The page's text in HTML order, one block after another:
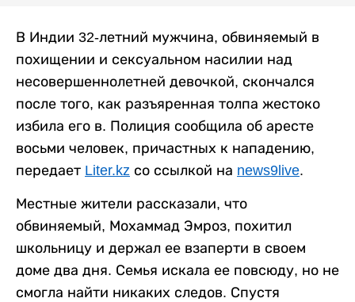
В Индии 32-летний мужчина, обвиняемый в
похищении и сексуальном насилии над
несовершеннолетней девочкой, скончался
после того, как разъяренная толпа жестоко
избила его в. Полиция сообщила об аресте
восьми человек, причастных к нападению,
передает Liter.kz со ссылкой на news9live.
Местные жители рассказали, что
обвиняемый, Мохаммад Эмроз, похитил
школьницу и держал ее взаперти в своем
доме два дня. Семья искала ее повсюду, но не
смогла найти никаких следов. Спустя